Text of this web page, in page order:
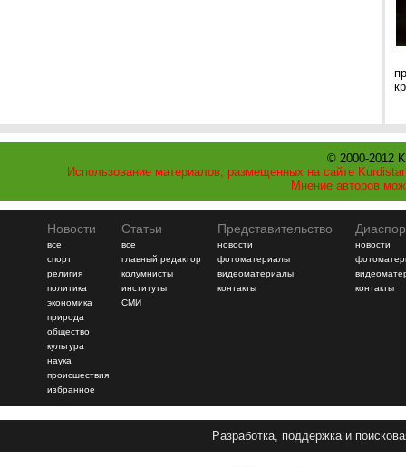
© 2000-2012
Использование материалов, размещенных на сайте
Мнение авторов
Новости
все
спорт
религия
политика
экономика
природа
общество
культура
наука
происшествия
избранное
Статьи
все
главный редактор
колумнисты
институты
СМИ
Представительство
новости
фотоматериалы
видеоматериалы
контакты
новости
контакты
Разработка, поддержка и